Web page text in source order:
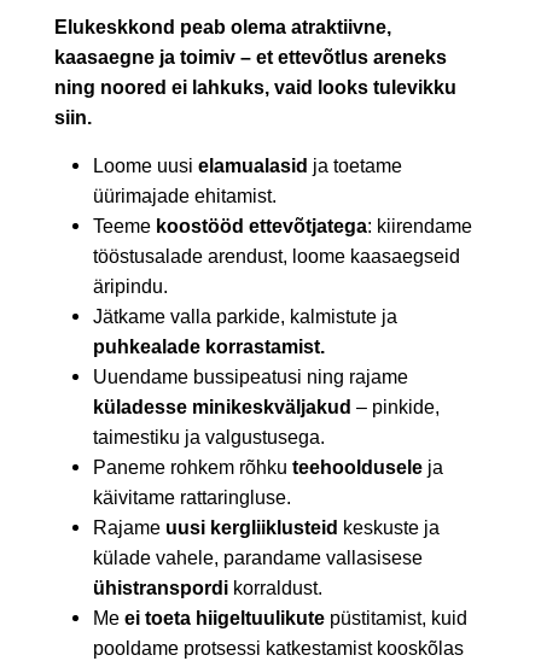
Elukeskkond peab olema atraktiivne,
kaasaegne ja toimiv – et ettevõtlus areneks
ning noored ei lahkuks, vaid looks tulevikku
siin.
Loome uusielamualasid ja toetame
üürimajade ehitamist.
Teeme koostööd ettevõtjatega: kiirendame
tööstusalade arendust, loome kaasaegseid
äripindu.
Jätkame valla parkide, kalmistute ja
puhkealade korrastamist.
Uuendame bussipeatusi ning rajame
küladesse minikeskväljakud – pinkide,
taimestiku ja valgustusega.
Paneme rohkem rõhkuteehooldusele ja
käivitame rattaringluse.
Rajame uusi kergliiklusteid keskuste ja
külade vahele, parandame vallasisese
ühistranspordi korraldust.
Meei toeta hiigeltuulikute püstitamist, kuid
pooldame protsessi katkestamist kooskõlas